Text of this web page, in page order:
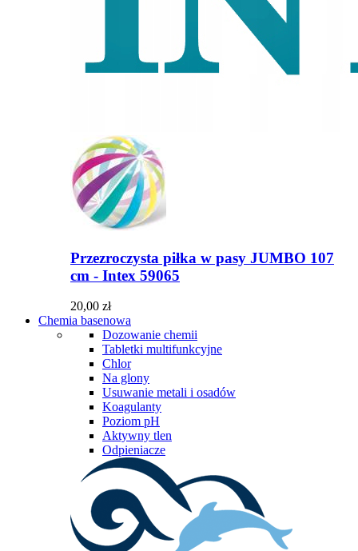
Przezroczysta piłka w pasy JUMBO 107
cm - Intex 59065
20,00 zł
Chemia basenowa
Dozowanie chemii
Tabletki multifunkcyjne
Chlor
Na glony
Usuwanie metali i osadów
Koagulanty
Poziom pH
Aktywny tlen
Odpieniacze